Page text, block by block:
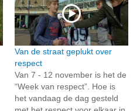
Van de straat geplukt over
respect
Van 7 - 12 november is het de
“Week van respect”. Hoe is
het vandaag de dag gesteld